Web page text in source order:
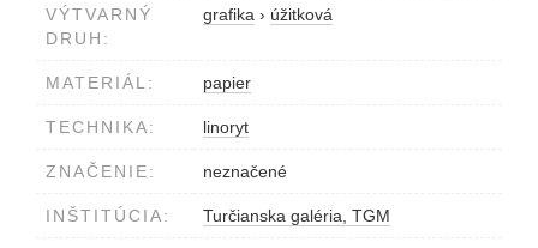
VÝTVARNÝ
DRUH:
grafika › úžitková
MATERIÁL: papier
TECHNIKA: linoryt
ZNAČENIE: neznačené
INŠTITÚCIA: Turčianska galéria, TGM